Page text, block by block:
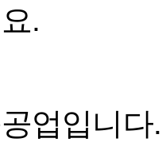
.
업입니다.